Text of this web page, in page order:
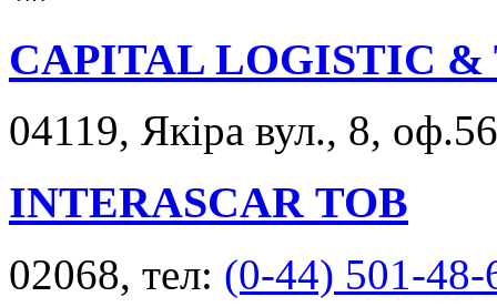
CАPITAL LOGISTIC &
04119, Якіра вул., 8,
INTERASCAR ТОВ
02068, тел: (0-44) 501-48-